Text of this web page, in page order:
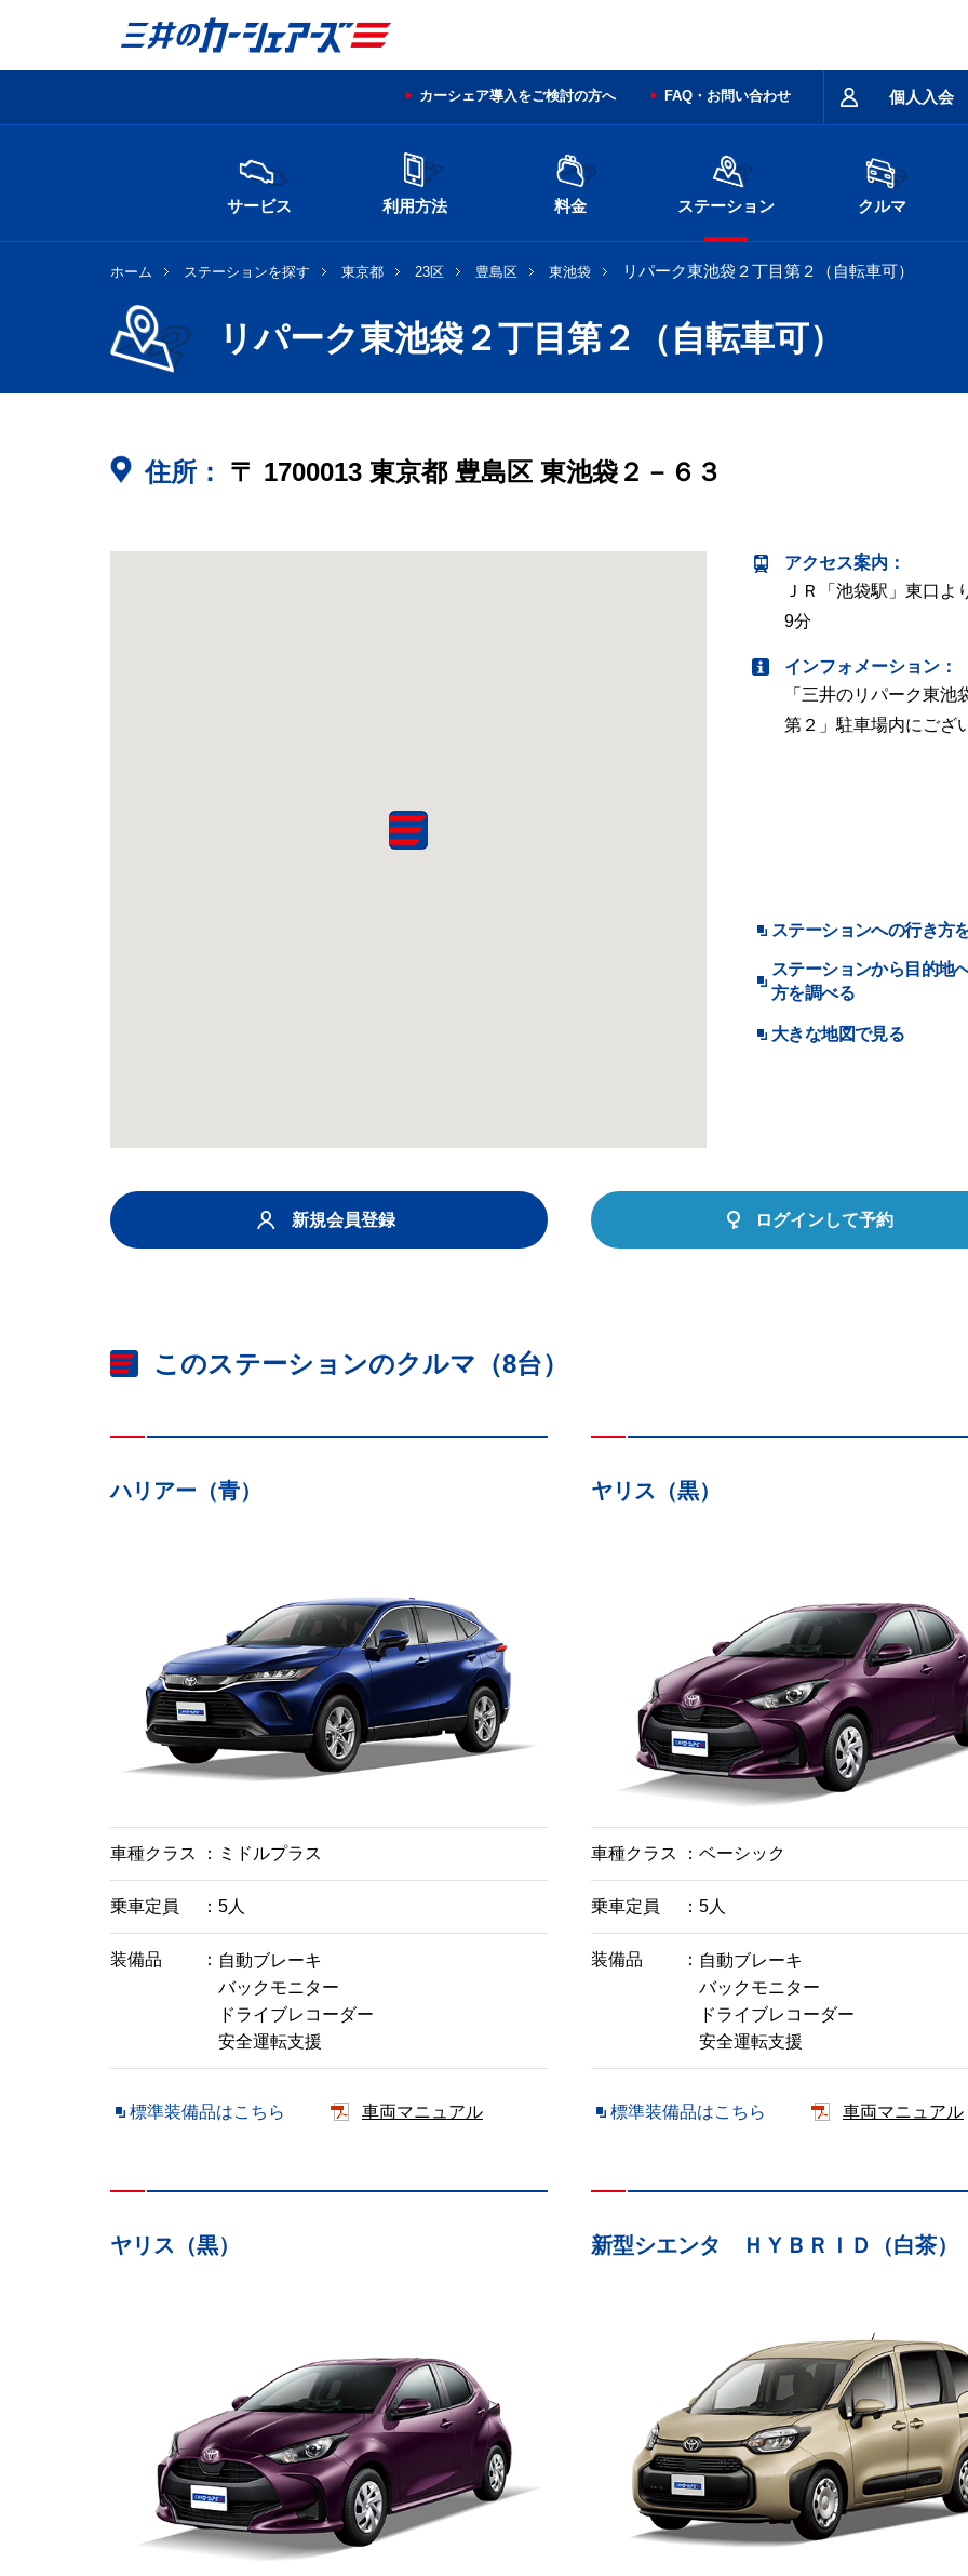
個人入会
カーシェア導入をご検討の方へ FAQ・お問い合わせ
サービス 利用方法 料金 ステーション クルマ
ホーム ステーションを探す 東京都 23区 豊島区 東池袋 リパーク東池袋２丁目第２（自転車可）
リパーク東池袋２丁目第２（自転車可）
住所： 〒 1700013 東京都 豊島区 東池袋２－６３
アクセス案内 ：
ＪＲ「池袋駅」東口よ
9分
インフォメーション：
「三井のリパーク東池
第２」駐車場内にござ
ステーションへの行き方
ステーションから目的地
方を調べる
大きな地図で見る
新規会員登録 ログインして予約
このステーションのクルマ（8台）
ハリアー（青）
車種クラス ミドルプラス
乗車定員 5人
装備品
自動ブレーキ
バックモニター
ドライブレコーダー
安全運転支援
標準装備品はこちら 車両マニュアル
ヤリス（黒）
車種クラス ベーシック
乗車定員 5人
装備品
自動ブレーキ
バックモニター
ドライブレコーダー
安全運転支援
標準装備品はこちら 車両マニュアル
ヤリス（黒） 新型シエンタ ＨＹＢＲＩＤ（白茶）